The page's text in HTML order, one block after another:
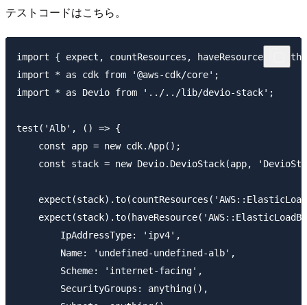
テストコードはこちら。
import { expect, countResources, haveResource,
import * as cdk from '@aws-cdk/core';
import * as Devio from '../../lib/devio-stack';
test('Alb', () => {
    const app = new cdk.App();
const stack = new Devio.DevioStack(app,
        IpAddressType: 'ipv4',
        Name: 'undefined-undefined-alb',
        Scheme: 'internet-facing',
        SecurityGroups: anything(),